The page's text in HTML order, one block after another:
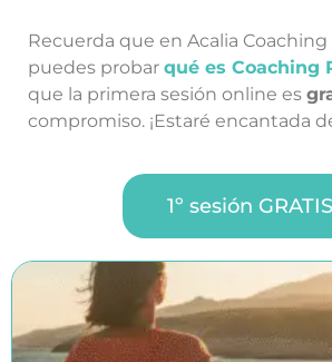
Recuerda que en Acalia Coaching
puedes probar qué es Coaching
que la primera sesión online es
compromiso. ¡Estaré encantada
1º sesión GRATIS